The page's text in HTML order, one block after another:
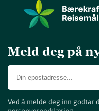
Meld deg på
Ved å melde deg inn godtar